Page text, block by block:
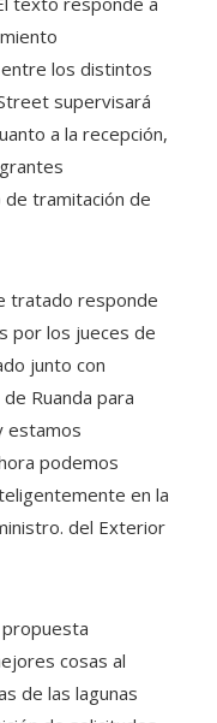
los distintos
supervisará
a la recepción,
tramitación de
tratado responde
por los jueces de
junto con
Ruanda para
estamos
podemos
en la
del Exterior
cosas al
de las lagunas